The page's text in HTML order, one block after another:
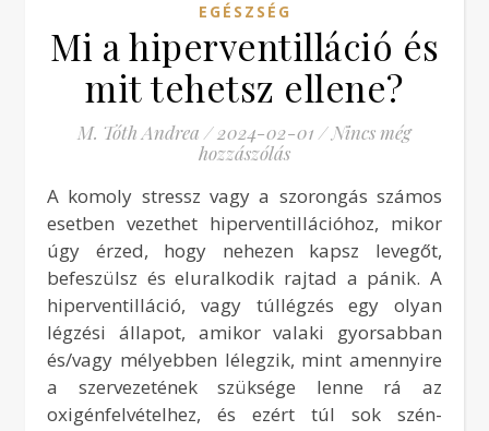
EGÉSZSÉG
Mi a hiperventilláció és
mit tehetsz ellene?
M. Tóth Andrea / 2024-02-01 / Nincs még
hozzászólás
A komoly stressz vagy a szorongás számos
esetben vezethet hiperventillációhoz, mikor
úgy érzed, hogy nehezen kapsz levegőt,
befeszülsz és eluralkodik rajtad a pánik. A
hiperventilláció, vagy túllégzés egy olyan
légzési állapot, amikor valaki gyorsabban
és/vagy mélyebben lélegzik, mint amennyire
a szervezetének szüksége lenne rá az
oxigénfelvételhez, és ezért túl sok szén-